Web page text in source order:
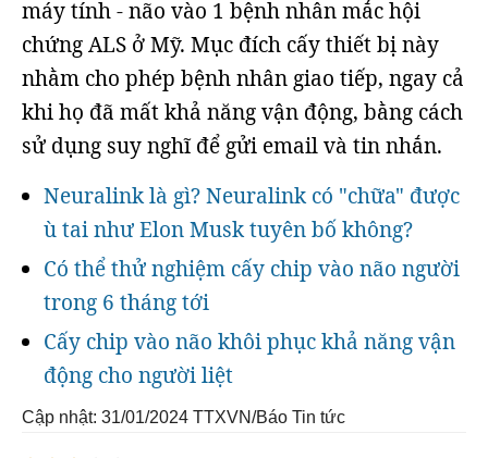
máy tính - não vào 1 bệnh nhân mắc hội
chứng ALS ở Mỹ. Mục đích cấy thiết bị này
nhằm cho phép bệnh nhân giao tiếp, ngay cả
khi họ đã mất khả năng vận động, bằng cách
sử dụng suy nghĩ để gửi email và tin nhắn.
Neuralink là gì? Neuralink có "chữa" được
ù tai như Elon Musk tuyên bố không?
Có thể thử nghiệm cấy chip vào não người
trong 6 tháng tới
Cấy chip vào não khôi phục khả năng vận
động cho người liệt
Cập nhật: 31/01/2024 TTXVN/Báo Tin tức